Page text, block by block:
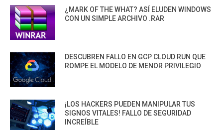
¿MARK OF THE WHAT? ASÍ ELUDEN WINDOWS
CON UN SIMPLE ARCHIVO .RAR
DESCUBREN FALLO EN GCP CLOUD RUN QUE
ROMPE EL MODELO DE MENOR PRIVILEGIO
¡LOS HACKERS PUEDEN MANIPULAR TUS
SIGNOS VITALES! FALLO DE SEGURIDAD
INCREÍBLE